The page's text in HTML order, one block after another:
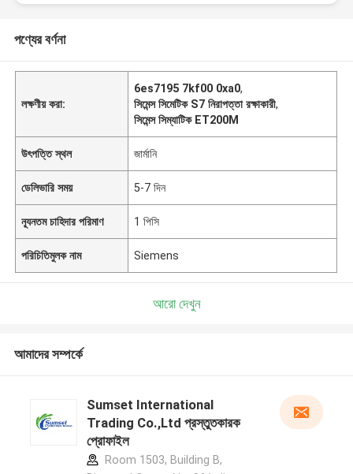
পণ্যের বর্ণনা
লক্ষণীয় করা:
6es7195 7kf00 0xa0,
সিমেন্স সিমেটিক S7 নিরাপত্তা রক্ষাকারী,
সিমেন্স সিম্যাটিক ET200M
উৎপত্তি স্থল জার্মানি
ডেলিভারি সময় 5-7 দিন
ন্যূনতম চাহিদার পরিমাণ 1 পিসি
পরিচিতিমুলক নাম Siemens
আরো দেখুন
আমাদের সম্পর্কে
Sumset International
Trading Co.,Ltd প্রস্তুতকারক
প্রোফাইল
Room 1503, Building B,